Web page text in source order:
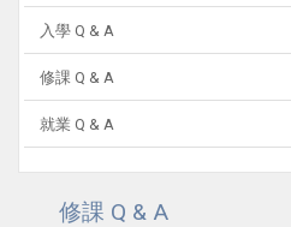
入學 Q & A
修課 Q & A
就業 Q & A
修課 Q & A